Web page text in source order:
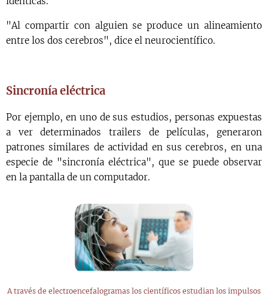
"Al compartir con alguien se produce un alineamiento
entre los dos cerebros", dice el neurocientífico.
Sincronía eléctrica
Por ejemplo, en uno de sus estudios, personas expuestas
a ver determinados trailers de películas, generaron
patrones similares de actividad en sus cerebros, en una
especie de "sincronía eléctrica", que se puede observar
en la pantalla de un computador.
A través de electroencefalogramas los científicos estudian los impulsos